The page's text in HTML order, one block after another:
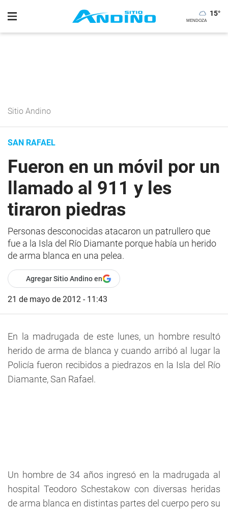
15°
Sitio Andino
SAN RAFAEL
Fueron en un móvil por un
llamado al 911 y les
tiraron piedras
Personas desconocidas atacaron un patrullero que
fue a la Isla del Río Diamante porque había un herido
de arma blanca en una pelea.
Agregar Sitio Andino en
21 de mayo de 2012 - 11:43
En la madrugada de este lunes, un hombre resultó
herido de arma de blanca y cuando arribó al lugar la
Policía fueron recibidos a piedrazos en la Isla del Río
Diamante, San Rafael.
Un hombre de 34 años ingresó en la madrugada al
hospital Teodoro Schestakow con diversas heridas
de arma blanca en distintas partes del cuerpo pero su